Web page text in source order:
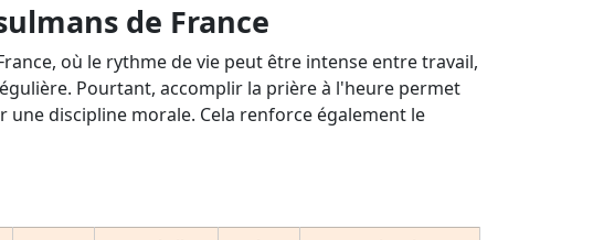
de France
où le rythme de vie peut être intense entre travail,
Pourtant, accomplir la prière à l'heure permet
discipline morale. Cela renforce également le